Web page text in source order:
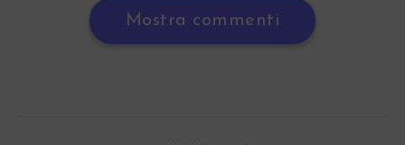
Mostra commenti